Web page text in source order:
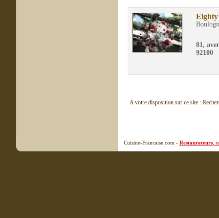
81,
92100
A votre disposition sur ce site :
Cuisine-Francaise.com - Restaurateurs ,